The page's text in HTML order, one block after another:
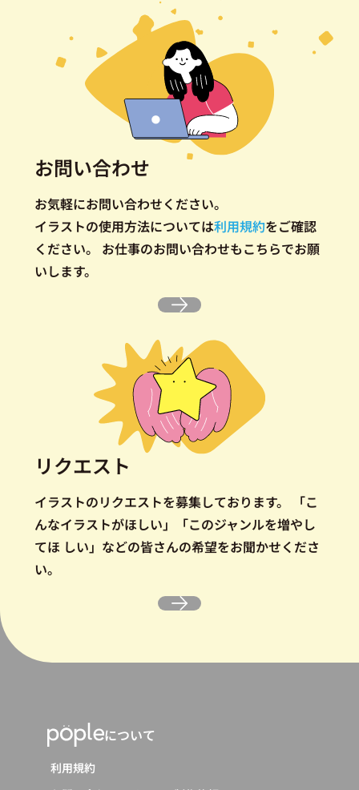
お問い合わせ
お気軽にお問い合わせください。
イラストの使用方法については利用規約をご確認
ください。
お仕事のお問い合わせもこちらでお願
いします。
リクエスト
イラストのリクエストを募集しております。
「こ
んなイラストがほしい」「このジャンルを増やし
てほ しい」などの皆さんの希望をお聞かせくださ
い。
について
利用規約